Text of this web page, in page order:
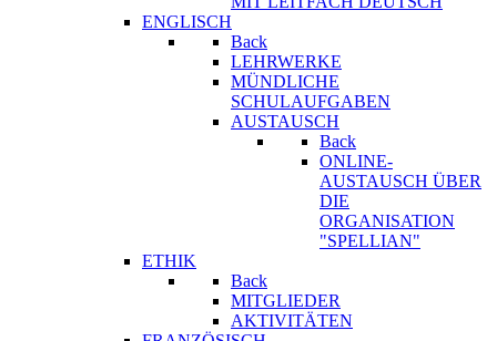
ENGLISCH
Back
LEHRWERKE
MÜNDLICHE
SCHULAUFGABEN
AUSTAUSCH
Back
ONLINE-
AUSTAUSCH ÜBER
DIE
ORGANISATION
"SPELLIAN"
ETHIK
Back
MITGLIEDER
AKTIVITÄTEN